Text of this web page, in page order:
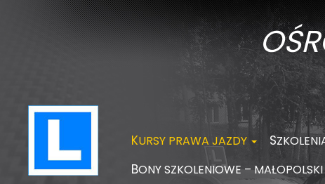
KURSY PRAWA JAZDY
BONY SZKOLENIOWE –